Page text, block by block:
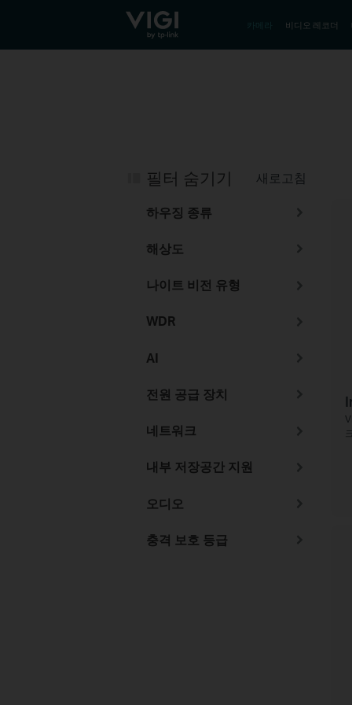
TP-Link, Reliably Smart 비디오 레코더
새로고침
필터 숨기기
하우징 종류
해상도
나이트 비전 유형
WDR
AI
전원 공급 장치
네트워크
내부 저장공간 지원
오디오
충격 보호 등급